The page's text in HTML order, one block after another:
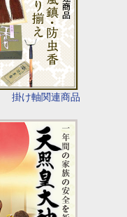
掛け軸関連商品